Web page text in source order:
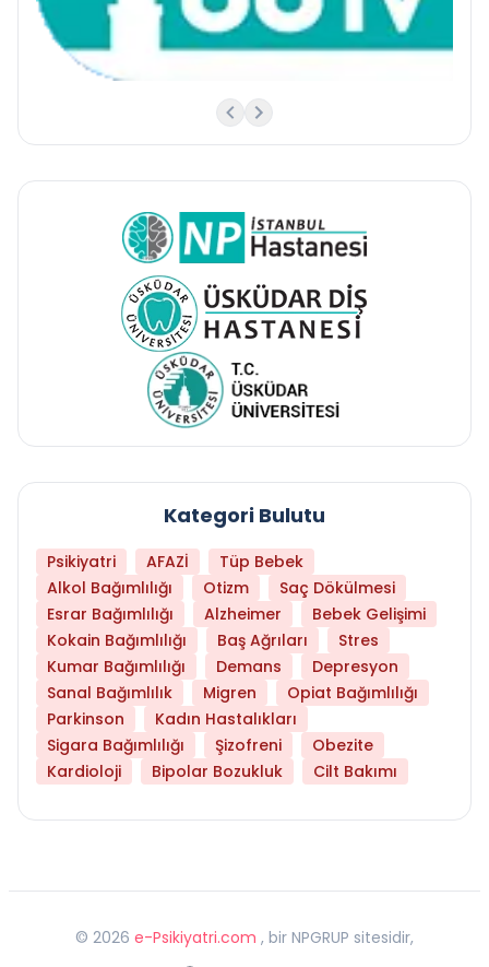
Kategori Bulutu
Psikiyatri AFAZİ
Tüp Bebek
Alkol Bağımlılığı
Otizm
Saç Dökülmesi
Esrar Bağımlılığı
Alzheimer
Bebek Gelişimi
Kokain Bağımlılığı
Baş Ağrıları
Stres
Kumar Bağımlılığı
Demans
Depresyon
Sanal Bağımlılık
Migren
Opiat Bağımlılığı
Parkinson
Kadın Hastalıkları
Sigara Bağımlılığı
Şizofreni
Obezite
Kardioloji
Bipolar Bozukluk Cilt Bakımı
© 2026 e-Psikiyatri.com , bir NPGRUP sitesidir,